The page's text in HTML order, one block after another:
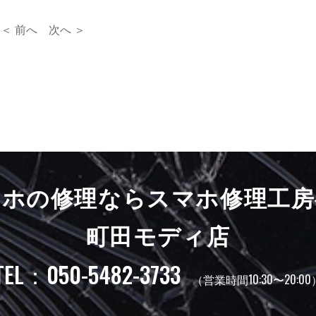
＜ 前へ 次へ ＞
の修理ならスマホ修理工
町田モディ店
：050-5482-3733 （営業時間10:30〜20:00